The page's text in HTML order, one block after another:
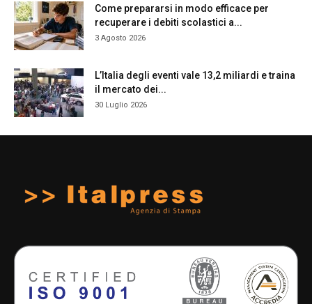
Come prepararsi in modo efficace per
recuperare i debiti scolastici a...
3 Agosto 2026
L’Italia degli eventi vale 13,2 miliardi e traina
il mercato dei...
30 Luglio 2026